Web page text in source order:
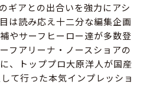
ギアとの出合いを強力にアシ
は読み応え十二分な編集企画
やサーフヒーロー達が多数登
フアリーナ・ノースショアの
、トッププロ大原洋人が国産
て行った本気インプレッショ